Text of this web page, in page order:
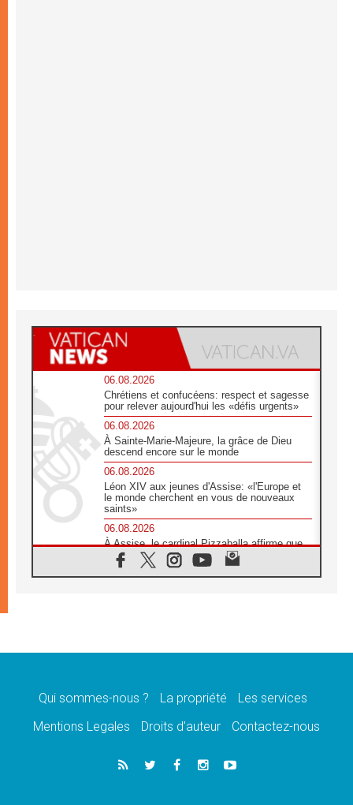
06.08.2026
Chrétiens et confucéens: respect et sagesse
pour relever aujourd'hui les «défis urgents»
06.08.2026
À Sainte-Marie-Majeure, la grâce de Dieu
descend encore sur le monde
06.08.2026
Léon XIV aux jeunes d'Assise: «l'Europe et
le monde cherchent en vous de nouveaux
saints»
06.08.2026
À Assise, le cardinal Pizzaballa affirme que
«les chrétiens veulent la paix»
06.08.2026
message de paix et de dignité humaine»
«La visite du Pape en Uruguay renforcera
05.08.2026
Le nonce en Ukraine: «Il est inquiétant
Qui sommes-nous ? La propriété
Les services
Mentions Legales
Droits d’auteur Contactez-nous